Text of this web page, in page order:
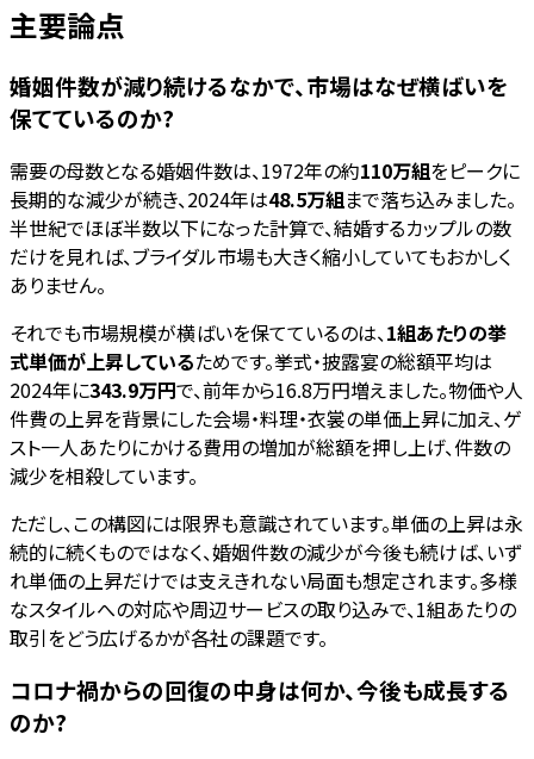
主要論点
婚姻件数が減り続けるなかで、市場はなぜ横ばいを
保てているのか?
需要の母数となる婚姻件数は、1972年の約110万組をピークに
長期的な減少が続き、2024年は48.5万組まで落ち込みました。
半世紀でほぼ半数以下になった計算で、結婚するカップルの数
だけを見れば、ブライダル市場も大きく縮小していてもおかしく
ありません。
それでも市場規模が横ばいを保てているのは、1組あたりの挙
式単価が上昇しているためです。挙式・披露宴の総額平均は
2024年に343.9万円で、前年から16.8万円増えました。物価や人
件費の上昇を背景にした会場・料理・衣裳の単価上昇に加え、ゲ
スト一人あたりにかける費用の増加が総額を押し上げ、件数の
減少を相殺しています。
ただし、この構図には限界も意識されています。単価の上昇は永
続的に続くものではなく、婚姻件数の減少が今後も続けば、いず
れ単価の上昇だけでは支えきれない局面も想定されます。多様
なスタイルへの対応や周辺サービスの取り込みで、1組あたりの
取引をどう広げるかが各社の課題です。
コロナ禍からの回復の中身は何か、今後も成長する
のか?